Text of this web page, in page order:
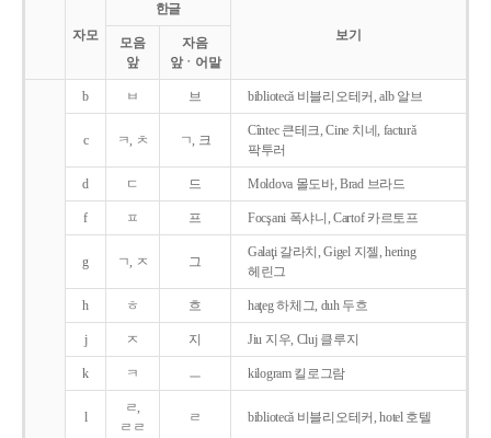
자모
한글
보기
모음
앞
자음
앞ㆍ어말
b ㅂ 브 bibliotecǎ 비블리오테커, alb 알브
c ㅋ, ㅊ ㄱ, 크
Cîntec 큰테크, Cine 치네, facturǎ
팍투러
d ㄷ 드 Moldova 몰도바, Brad 브라드
f ㅍ 프 Focşani 폭샤니, Cartof 카르토프
g ㄱ, ㅈ 그
Galaţi 갈라치, Gigel 지젤, hering
헤린그
h ㅎ 흐 haţeg 하체그, duh 두흐
j ㅈ 지 Jiu 지우, Cluj 클루지
k ㅋ ㅡ kilogram 킬로그람
l
ㄹ,
ㄹㄹ
ㄹ bibliotecǎ 비블리오테커, hotel 호텔